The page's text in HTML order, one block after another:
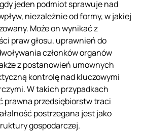
jeden podmiot sprawuje nad
niezależnie od formy, w jakiej
Może on wynikać z
praw głosu, uprawnień do
członków organów
z postanowień umownych
kontrolę nad kluczowymi
W takich przypadkach
prawna przedsiębiorstw traci
postrzegana jest jako
gospodarczej.